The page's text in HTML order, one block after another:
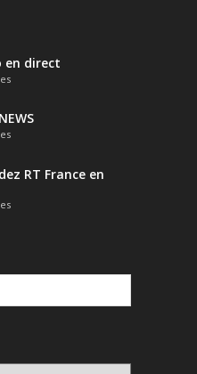
en direct
RT France en